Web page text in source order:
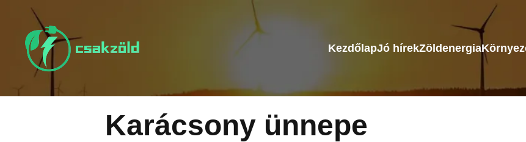
a
KezdőlapJó hírekZöldenergia
Karácsony ünnepe